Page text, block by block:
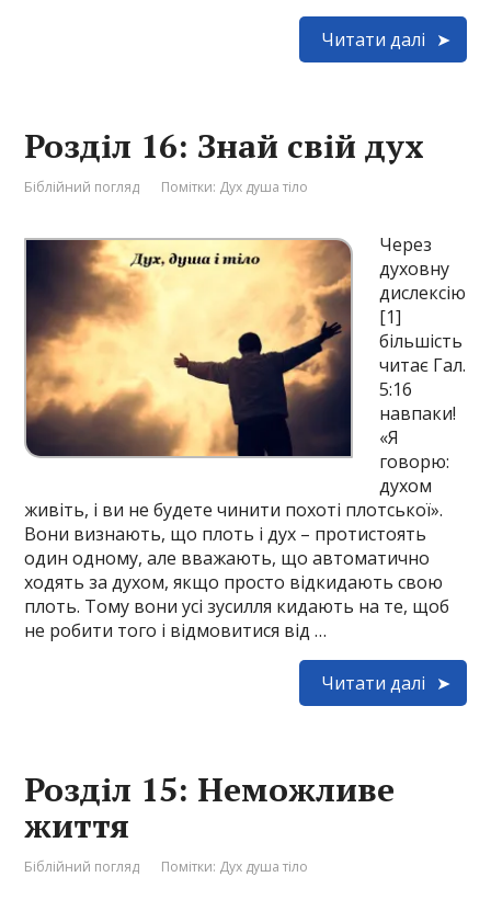
Читати далі
Розділ 16: Знай свій дух
Біблійний погляд Помітки: Дух душа тіло
Через
духовну
дислексію
[1]
більшість
читає Гал.
5:16
навпаки!
«Я
говорю:
духом
живіть, і ви не будете чинити похоті плотської».
Вони визнають, що плоть і дух – протистоять
один одному, але вважають, що автоматично
ходять за духом, якщо просто відкидають свою
плоть. Тому вони усі зусилля кидають на те, щоб
не робити того і відмовитися від …
Читати далі
Розділ 15: Неможливе
життя
Біблійний погляд Помітки: Дух душа тіло